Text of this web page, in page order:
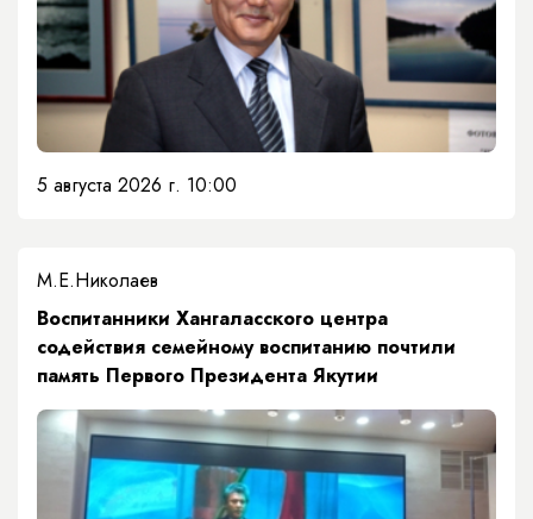
5 августа 2026 г. 10:00
М.Е.Николаев
​Воспитанники Хангаласского центра
содействия семейному воспитанию почтили
память Первого Президента Якутии